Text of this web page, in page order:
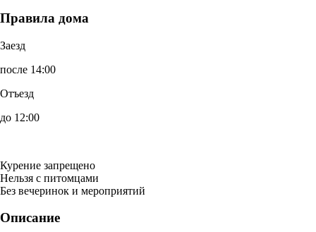
Правила дома
Заезд
после 14:00
Отъезд
до 12:00
Курение запрещено
Нельзя с питомцами
Без вечеринок и мероприятий
Описание